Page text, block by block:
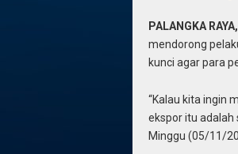
PALANGKA
mendorong
kunci agar para
“Kalau kita ingin
ekspor itu adalah
Minggu (05/11/